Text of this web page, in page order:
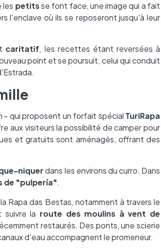
les petitsse font face, une image qui a fait
l'enclave où ils se reposeront jusqu'à leur
caritatif, les recettes étant reversées à
point et se poursuit, celui qui conduit
- qui proposent un forfait spécial TuriRapa
aux visiteurs la possibilité de camper pour
et gratuits sont aménagés, offrant des
niquerdans les environs du curro. Dans
de "pulpería".
Rapa das Bestas, notamment à travers le
suivre la route des moulins à vent de
restaurés. Des ponts, une scierie
d'eau accompagnent le promeneur.